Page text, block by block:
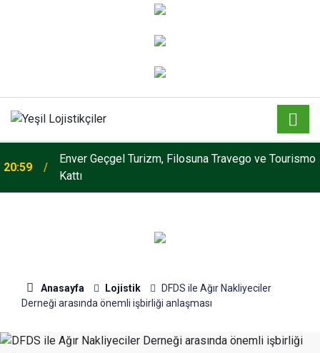
Enver Geçgel Turizm, Filosuna Travego ve Tourismo
Kattı
13:49
Ege Bölgesi'nin ilk Renault Trucks Master Red
EDITION'ı ÖKN Lojistik filosuna katıldı
Anasayfa Lojistik
DFDS ile Ağır Nakliyeciler
Derneği arasında önemli işbirliği anlaşması